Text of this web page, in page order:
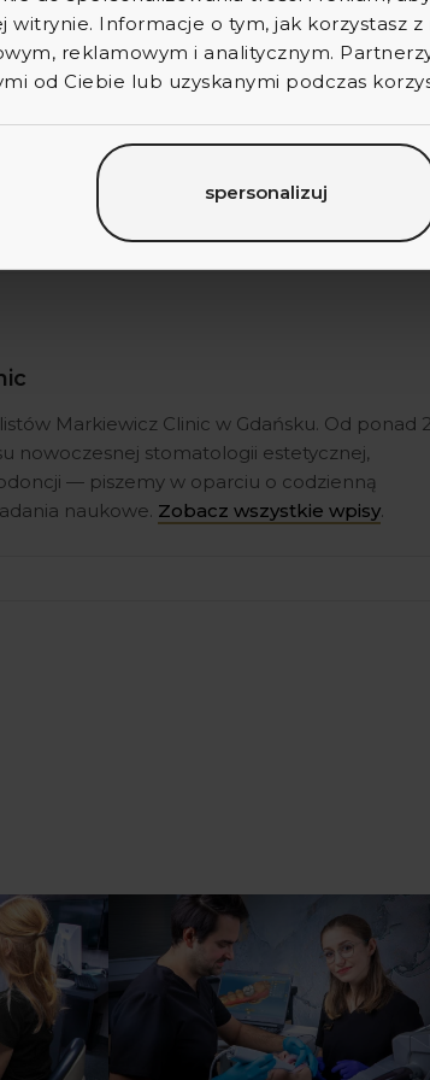
witrynie. Informacje o tym, jak korzystasz
reklamowym i analitycznym.
od Ciebie lub uzyskanymi podczas
spersonalizuj
po całym organizmie kobiety i płodu.
się kłopotliwa i nie dziwi fakt, że
– już sama konsultacja pomoże
pozwalający zadbać o jak najlepsze
Markiewicz Clinic w Gdańsku. Od ponad
nowoczesnej stomatologii estetycznej,
— piszemy w oparciu o codzienną
naukowe. Zobacz wszystkie wpisy.